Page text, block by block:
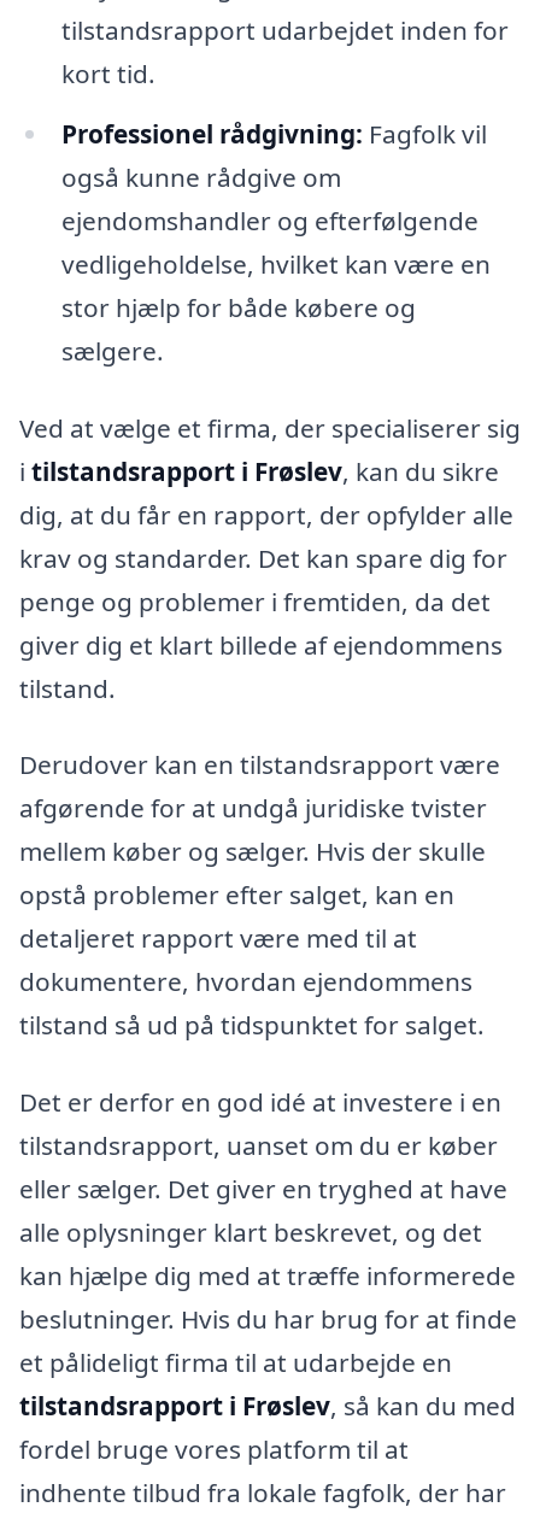
tilstandsrapport udarbejdet inden for
kort tid.
Professionel rådgivning: Fagfolk vil
også kunne rådgive om
ejendomshandler og efterfølgende
vedligeholdelse, hvilket kan være en
stor hjælp for både købere og
sælgere.
Ved at vælge et firma, der specialiserer sig
i tilstandsrapport i Frøslev, kan du sikre
dig, at du får en rapport, der opfylder alle
krav og standarder. Det kan spare dig for
penge og problemer i fremtiden, da det
giver dig et klart billede af ejendommens
tilstand.
Derudover kan en tilstandsrapport være
afgørende for at undgå juridiske tvister
mellem køber og sælger. Hvis der skulle
opstå problemer efter salget, kan en
detaljeret rapport være med til at
dokumentere, hvordan ejendommens
tilstand så ud på tidspunktet for salget.
Det er derfor en god idé at investere i en
tilstandsrapport, uanset om du er køber
eller sælger. Det giver en tryghed at have
alle oplysninger klart beskrevet, og det
kan hjælpe dig med at træffe informerede
beslutninger. Hvis du har brug for at finde
et pålideligt firma til at udarbejde en
tilstandsrapport i Frøslev, så kan du med
fordel bruge vores platform til at
indhente tilbud fra lokale fagfolk, der har